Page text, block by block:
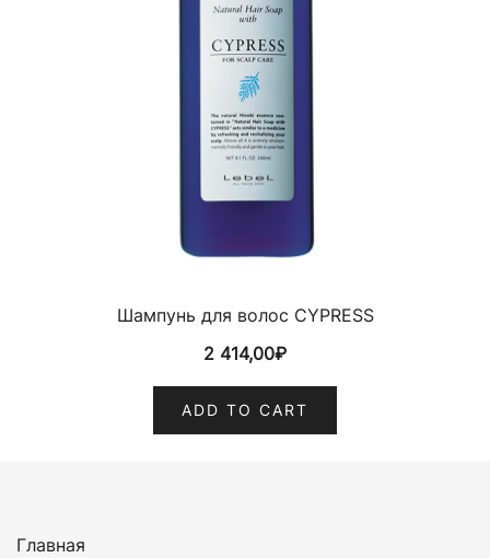
Шампунь для волос CYPRESS
2 414,00₽
ADD TO CART
Главная